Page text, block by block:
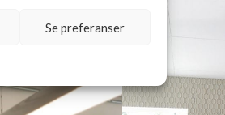
Se preferanser